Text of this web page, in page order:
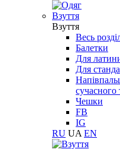
Взуття
Взуття
Весь
Балетки
Для
Для
Чешки
FB
IG
RU UA EN